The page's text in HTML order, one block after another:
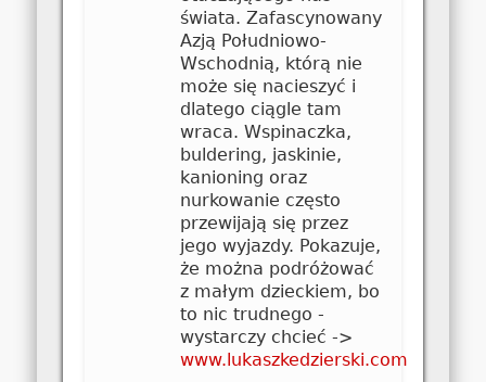
świata. Zafascynowany
Azją Południowo-
Wschodnią, którą nie
może się nacieszyć i
dlatego ciągle tam
wraca. Wspinaczka,
buldering, jaskinie,
kanioning oraz
nurkowanie często
przewijają się przez
jego wyjazdy. Pokazuje,
że można podróżować
z małym dzieckiem, bo
to nic trudnego -
wystarczy chcieć ->
www.lukaszkedzierski.com